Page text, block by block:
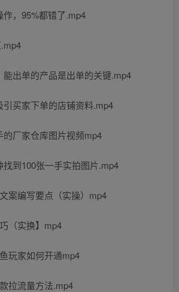
，95%都错了.mp4
能出单的产品是出单的关键.mp4
引买家下单的店铺资料.mp4
的厂家仓库图片视频mp4
到100张一手实拍图片.mp4
案编写要点（实操）mp4
（实换】mp4
玩家如何开通mp4
拉流量方法.mp4